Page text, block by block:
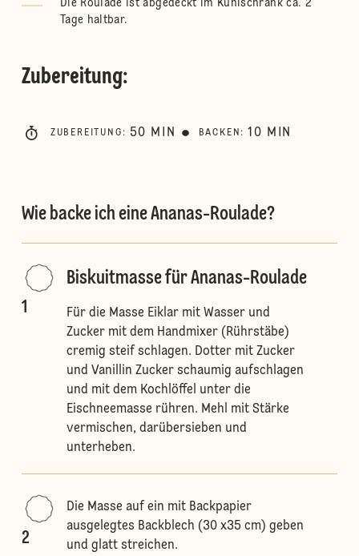
Die Roulade ist abgedeckt im Kühlschrank ca. 2
Tage haltbar.
Zubereitung:
ZUBEREITUNG : 50 MIN BACKEN : 10 MIN
Wie backe ich eine Ananas-Roulade?
1
Biskuitmasse für Ananas-Roulade
Für die Masse Eiklar mit Wasser und
Zucker mit dem Handmixer (Rührstäbe)
cremig steif schlagen. Dotter mit Zucker
und Vanillin Zucker schaumig aufschlagen
und mit dem Kochlöffel unter die
Eischneemasse rühren. Mehl mit Stärke
vermischen, darübersieben und
unterheben.
2
Die Masse auf ein mit Backpapier
ausgelegtes Backblech (30 x35 cm) geben
und glatt streichen.